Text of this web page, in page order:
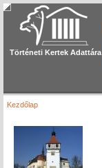
Történeti Kertek Adattára
Kezdőlap